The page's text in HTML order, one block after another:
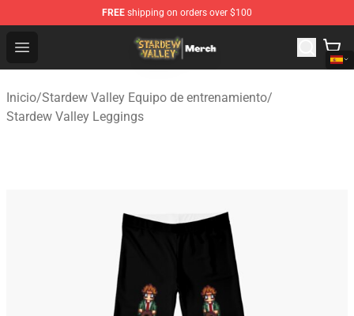
FREE shipping on orders over $100
Open menu
Stardew Valley Store - Official Stardew Valley
Inicio/Stardew Valley Equipo de entrenamiento/
Stardew Valley Leggings